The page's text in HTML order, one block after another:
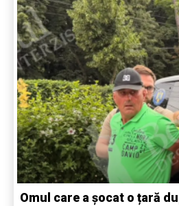
Omul care a șocat o țară